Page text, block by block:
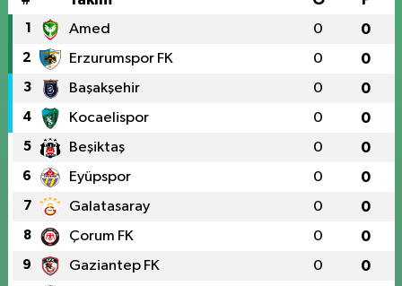
1 Amed 0 0
2 Erzurumspor FK 0 0
3 Başakşehir 0 0
4 Kocaelispor 0 0
5 Beşiktaş 0 0
6 Eyüpspor 0 0
7 Galatasaray 0 0
8 Çorum FK 0 0
9 Gaziantep FK 0 0